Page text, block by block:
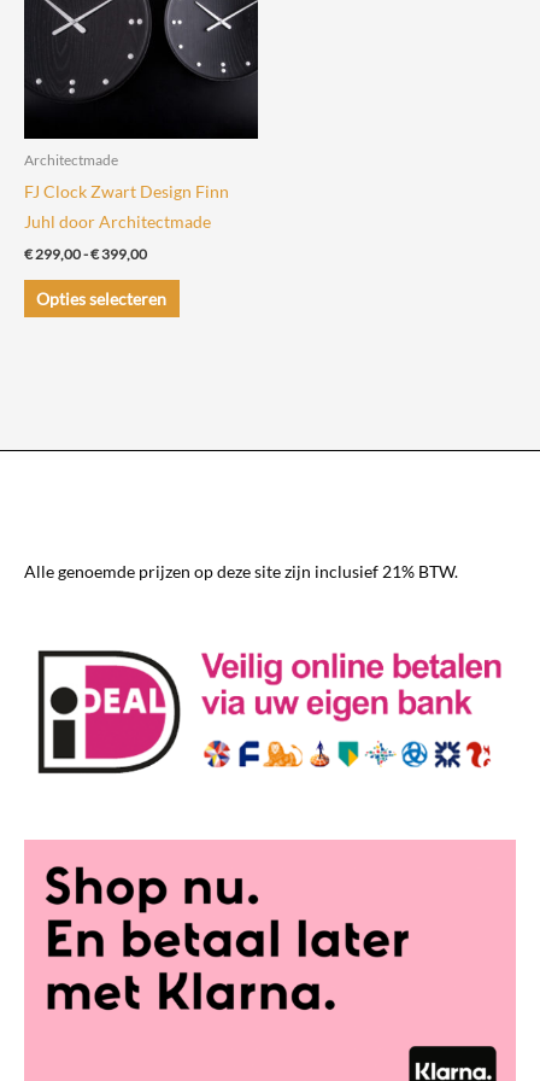
kan
gekozen
worden
de
Architectmade
FJ Clock Zwart Design Finn
Juhl door Architectmade
€299,00-€399,00Prijsklasse:
tot
€ 399,00
Opties selecteren
Dit
product
Alle genoemde prijzen op deze site zijn inclusief 21% BTW.